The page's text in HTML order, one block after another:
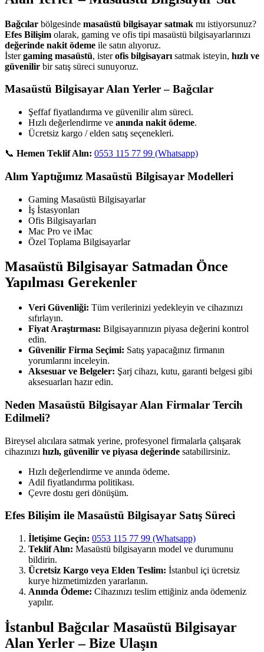
Bağcılar bölgesinde masaüstü bilgisayar satmak mı istiyorsunuz?
Efes Bilişim olarak, gaming ve ofis tipi masaüstü bilgisayarlarınızı
değerinde nakit ödeme ile satın alıyoruz.
İstergaming masaüstü, isterofis bilgisayarı satmak isteyin, hızlı ve
güvenilir bir satış süreci sunuyoruz.
Masaüstü Bilgisayar Alan Yerler – Bağcılar
Şeffaf fiyatlandırma ve güvenilir alım süreci.
Hızlı değerlendirme ve anında nakit ödeme.
Ücretsiz kargo / elden satış seçenekleri.
📞 Hemen Teklif Alın: 0553 115 77 99 (Whatsapp)
Alım Yaptığımız Masaüstü Bilgisayar Modelleri
Gaming Masaüstü Bilgisayarlar
İş İstasyonları
Ofis Bilgisayarları
Mac Pro ve iMac
Özel Toplama Bilgisayarlar
Masaüstü Bilgisayar Satmadan Önce
Yapılması Gerekenler
Veri Güvenliği: Tüm verilerinizi yedekleyin ve cihazınızı
sıfırlayın.
Fiyat Araştırması: Bilgisayarınızın piyasa değerini kontrol
edin.
Güvenilir Firma Seçimi: Satış yapacağınız firmanın
yorumlarını inceleyin.
Aksesuar ve Belgeler: Şarj cihazı, kutu, garanti belgesi gibi
aksesuarları hazır edin.
Neden Masaüstü Bilgisayar Alan Firmalar Tercih
Edilmeli?
Bireysel alıcılara satmak yerine, profesyonel firmalarla çalışarak
cihazınızı hızlı, güvenilir ve piyasa değerinde satabilirsiniz.
Hızlı değerlendirme ve anında ödeme.
Adil fiyatlandırma politikası.
Çevre dostu geri dönüşüm.
Efes Bilişim ile Masaüstü Bilgisayar Satış Süreci
İletişime Geçin: 0553 115 77 99 (Whatsapp)
Teklif Alın: Masaüstü bilgisayarın model ve durumunu
bildirin.
Ücretsiz Kargo veya Elden Teslim: İstanbul içi ücretsiz
kurye hizmetimizden yararlanın.
Anında Ödeme: Cihazınızı teslim ettiğiniz anda ödemeniz
yapılır.
İstanbul Bağcılar Masaüstü Bilgisayar
Alan Yerler – Bize Ulaşın